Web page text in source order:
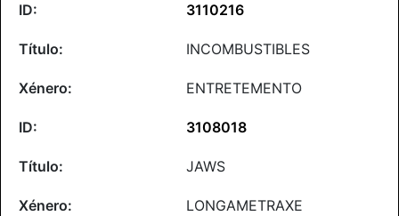
3110216
INCOMBUSTIBLES
ENTRETEMENTO
3108018
JAWS
LONGAMETRAXE